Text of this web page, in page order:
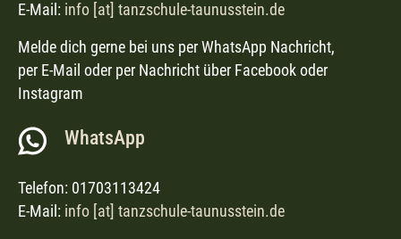
E-Mail: info [at] tanzschule-taunusstein.de
Melde dich gerne bei uns per WhatsApp Nachricht,
per E-Mail oder per Nachricht über Facebook oder
Instagram
WhatsApp
Telefon: 01703113424
E-Mail: info [at] tanzschule-taunusstein.de